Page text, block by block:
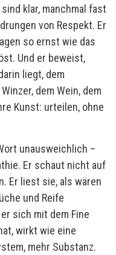
klar, manchmal fast
von Respekt. Er
so ernst wie das
Und er beweist,
liegt, dem
dem Wein, dem
Kunst: urteilen, ohne
unausweichlich –
Er schaut nicht auf
Er liest sie, als wären
und Reife
sich mit dem Fine
wirkt wie eine
mehr Substanz.